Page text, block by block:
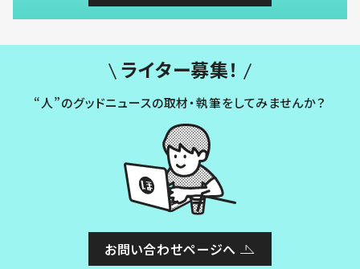
ライター募集！
“人”のグッドニュースの取材・執筆をしてみませんか？
お問い合わせページへ